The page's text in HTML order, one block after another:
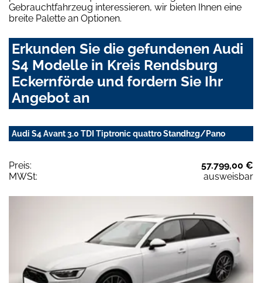
Gebrauchtfahrzeug interessieren, wir bieten Ihnen eine
breite Palette an Optionen.
Erkunden Sie die gefundenen Audi
S4 Modelle in Kreis Rendsburg
Eckernförde und fordern Sie Ihr
Angebot an
Audi S4 Avant 3.0 TDI Tiptronic quattro Standhzg/Pano
Preis:
57.799,00 €
MWSt:
ausweisbar